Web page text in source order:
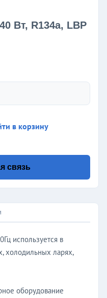
Вт, R134a, LBP
в корзину
связь
используется в
холодильных ларях,
оборудование